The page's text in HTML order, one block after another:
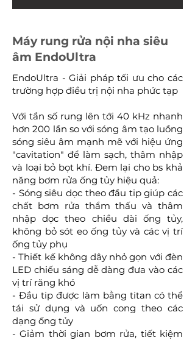
Máy rung rửa nội nha siêu
âm EndoUltra
EndoUltra - Giải pháp tối ưu cho các
trường hợp điều trị nội nha phức tạp
Với tần số rung lên tới 40 kHz nhanh
hơn 200 lần so với sóng âm tạo luồng
sóng siêu âm mạnh mẽ với hiệu ứng
"cavitation" để làm sạch, thâm nhập
và loại bỏ bọt khí. Đem lại cho bs khả
năng bơm rửa ống tủy hiệu quả:
- Sóng siêu dọc theo đầu tip giúp các
chất bơm rửa thẩm thấu và thâm
nhập dọc theo chiều dài ống tủy,
không bỏ sót eo ống tủy và các vị trí
ống tủy phụ
- Thiết kế không dây nhỏ gọn với đèn
LED chiếu sáng dễ dàng đưa vào các
vị trí răng khó
- Đầu tip được làm bằng titan có thể
tái sử dụng và uốn cong theo các
dạng ống tủy
- Giảm thời gian bơm rửa, tiết kiệm